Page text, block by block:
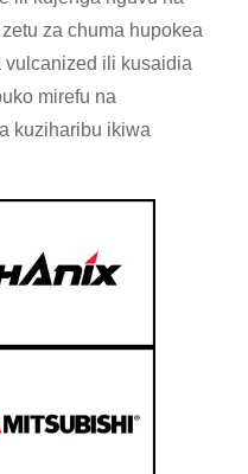
za chuma hupokea
vulcanized ili kusaidia
mirefu na
kuziharibu ikiwa